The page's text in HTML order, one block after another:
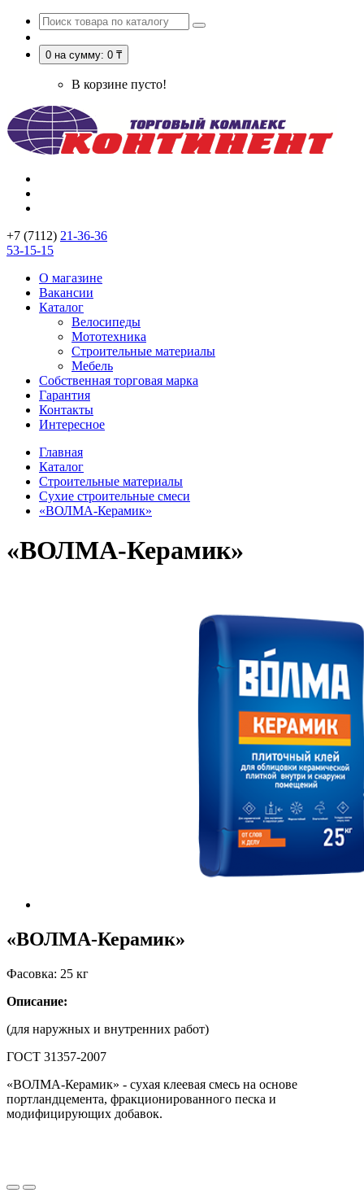
0 на сумму: 0 ₸
В корзине пусто!
+7 (7112) 21-36-36
53-15-15
О магазине
Вакансии
Каталог
Велосипеды
Мототехника
Строительные материалы
Мебель
Собственная торговая марка
Гарантия
Контакты
Интересное
Главная
Каталог
Строительные материалы
Сухие строительные смеси
«ВОЛМА-Керамик»
«ВОЛМА-Керамик»
«ВОЛМА-Керамик»
Фасовка: 25 кг
Описание:
(для наружных и внутренних работ)
ГОСТ 31357-2007
«ВОЛМА-Керамик» - сухая клеевая смесь на основе
портландцемента, фракционированного песка и
модифицирующих добавок.